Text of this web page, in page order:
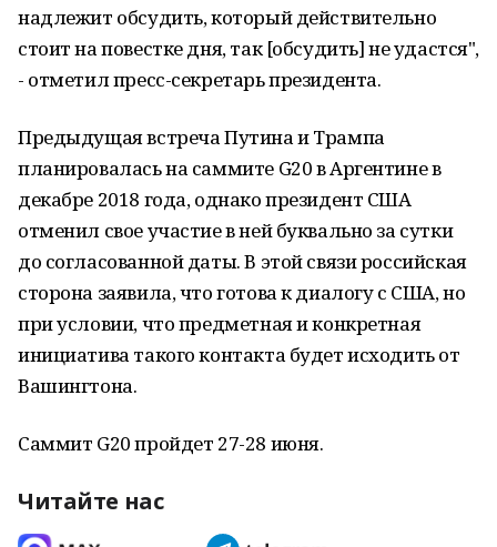
надлежит обсудить, который действительно
стоит на повестке дня, так [обсудить] не удастся",
- отметил пресс-секретарь президента.
Предыдущая встреча Путина и Трампа
планировалась на саммите G20 в Аргентине в
декабре 2018 года, однако президент США
отменил свое участие в ней буквально за сутки
до согласованной даты. В этой связи российская
сторона заявила, что готова к диалогу с США, но
при условии, что предметная и конкретная
инициатива такого контакта будет исходить от
Вашингтона.
Саммит G20 пройдет 27-28 июня.
Читайте нас